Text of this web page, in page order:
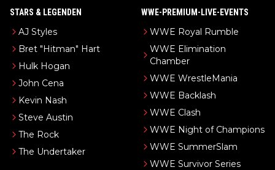
STARS & LEGENDEN
AJ Styles
Bret "Hitman" Hart
Hulk Hogan
John Cena
Kevin Nash
Steve Austin
The Rock
The Undertaker
WWE-PREMIUM-LIVE-EVENTS
WWE Royal Rumble
WWE Elimination
Chamber
WWE WrestleMania
WWE Backlash
WWE Clash
WWE Night of Champions
WWE SummerSlam
WWE Survivor Series